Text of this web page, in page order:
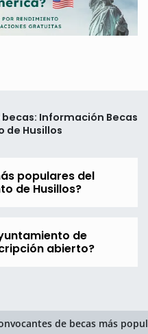
Información Becas
Husillos
populares del
de Husillos?
de
abierto?
de becas más